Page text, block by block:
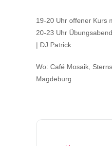
19-20 Uhr offener Kurs
20-23 Uhr
| DJ Patrick
Wo: Café Mosaik,
Magdeburg